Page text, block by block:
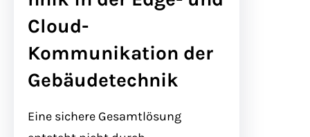
Cloud-
Kommunikation der
Gebäudetechnik
Eine sichere Gesamtlösung